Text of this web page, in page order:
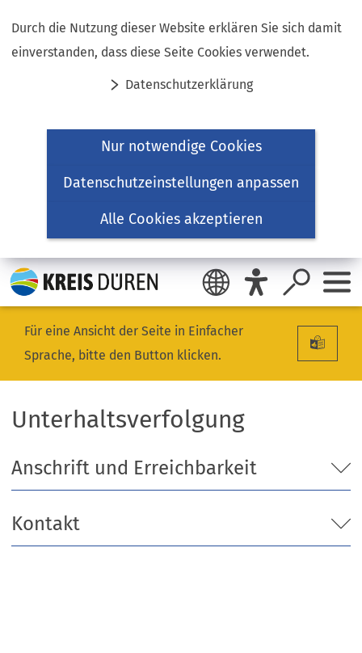
Durch die Nutzung dieser Website erklären Sie sich damit
einverstanden, dass diese Seite Cookies verwendet.
Datenschutzerklärung
Nur notwendige Cookies
Datenschutzeinstellungen anpassen
Alle Cookies akzeptieren
Inhalt anspringen
Für eine Ansicht der Seite in Einfacher
Sprache, bitte den Button klicken.
Unterhaltsverfolgung
Anschrift und Erreichbarkeit
Kontakt